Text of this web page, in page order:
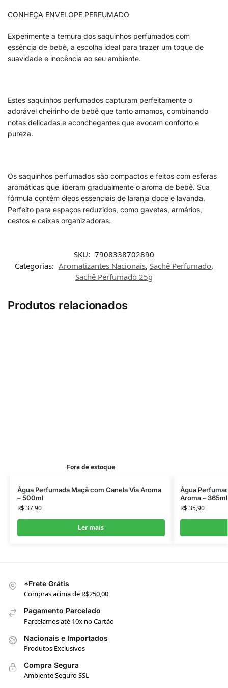
CONHEÇA ENVELOPE PERFUMADO
Experimente a ternura dos saquinhos perfumados com
essência de bebê, a escolha ideal para trazer um toque de
suavidade e inocência ao seu ambiente.
Estes saquinhos perfumados capturam perfeitamente o
adorável cheirinho de bebê que tanto amamos, combinando
notas delicadas e aconchegantes que evocam conforto e
pureza.
Os saquinhos perfumados são compactos e feitos com esferas
aromáticas que liberam gradualmente o aroma de bebê. Sua
fórmula contém óleos essenciais de laranja doce e lavanda.
Perfeito para espaços reduzidos, como gavetas, armários,
cestos e caixas organizadoras.
SKU: 7908338702890
Categorias: Aromatizantes Nacionais, Sachê Perfumado,
Sachê Perfumado 25g
Produtos relacionados
Fora de estoque
Água Perfumada Maçã com Canela Via Aroma
– 500ml
R$37,90
Ler mais
Água
Aroma – 365ml
R$35,90
*Frete Grátis
Compras acima de R$250,00
Pagamento Parcelado
Parcelamos até 10x no Cartão
Nacionais e Importados
Produtos Exclusivos
Compra Segura
Ambiente Seguro SSL